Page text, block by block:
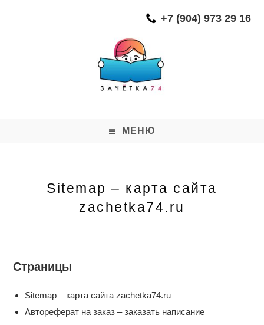
+7 (904) 973 29 16
МЕНЮ
Sitemap – карта сайта
zachetka74.ru
Страницы
Sitemap – карта сайта zachetka74.ru
Автореферат на заказ – заказать написание